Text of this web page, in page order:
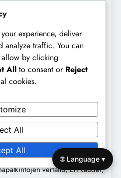
virstanpylväiden palkinnot,
kehitys
vertailu, Eri kaudet,
experience, deliver
analyze traffic. You can
by clicking
All to consent or Reject
cookies.
All
All
🌐 Language ▾